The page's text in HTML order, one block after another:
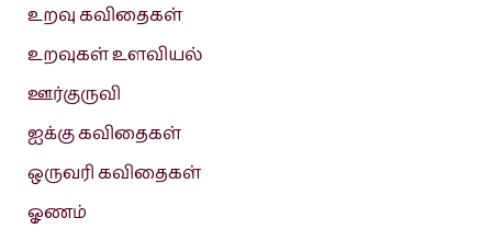
உறவு கவிதைகள்
உறவுகள் உளவியல்
ஊர்குருவி
ஐக்கு கவிதைகள்
ஒருவரி கவிதைகள்
ஓணம்